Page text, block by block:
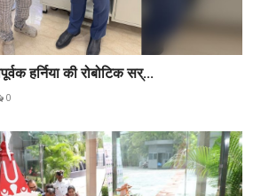
हर्निया की रोबोटिक सर्...
0